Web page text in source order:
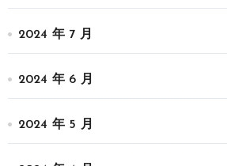
2024 年 7 月
2024 年 6 月
2024 年 5 月